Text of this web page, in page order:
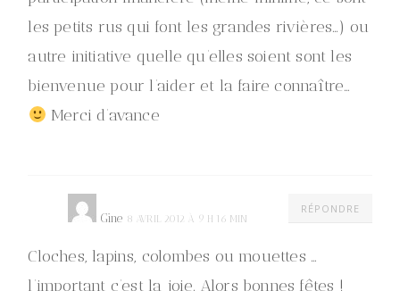
les petits rus qui font les grandes rivières…) ou
autre initiative quelle qu’elles soient sont les
bienvenue pour l’aider et la faire connaître…
Merci d’avance
RÉPONDRE
Gine 8 AVRIL 2012 À 9 H 16 MIN
Cloches, lapins, colombes ou mouettes …
l’important c’est la joie. Alors bonnes fêtes !